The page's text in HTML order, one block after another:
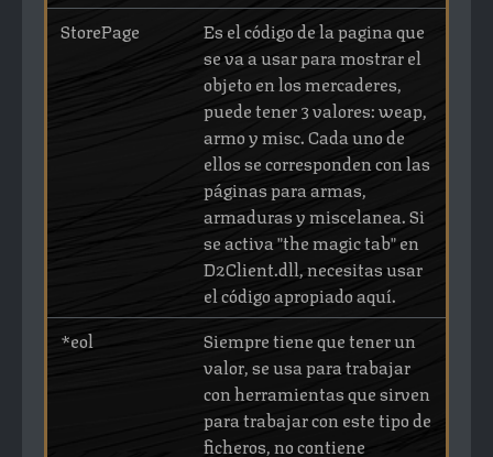
StorePage
Es el código de la pagina que
se va a usar para mostrar el
objeto en los mercaderes,
puede tener 3 valores: weap,
armo y misc. Cada uno de
ellos se corresponden con las
páginas para armas,
armaduras y miscelanea. Si
se activa "the magic tab" en
D2Client.dll, necesitas usar
el código apropiado aquí.
*eol
Siempre tiene que tener un
valor, se usa para trabajar
con herramientas que sirven
para trabajar con este tipo de
ficheros, no contiene